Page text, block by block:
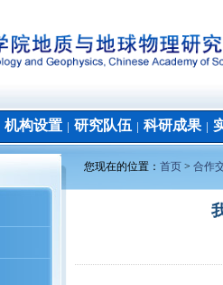
机构设置 研究队伍 科研成果│
您现在的位置： 首页 > 合作